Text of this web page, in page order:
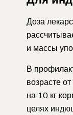
Доза
и массы
В
возрасте
на 10 кг
целях